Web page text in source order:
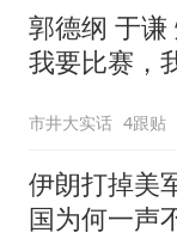
郭德纲 于谦
我要比赛，
祖庙
市井大实话 4跟贴
伊朗打掉美
国为何一声